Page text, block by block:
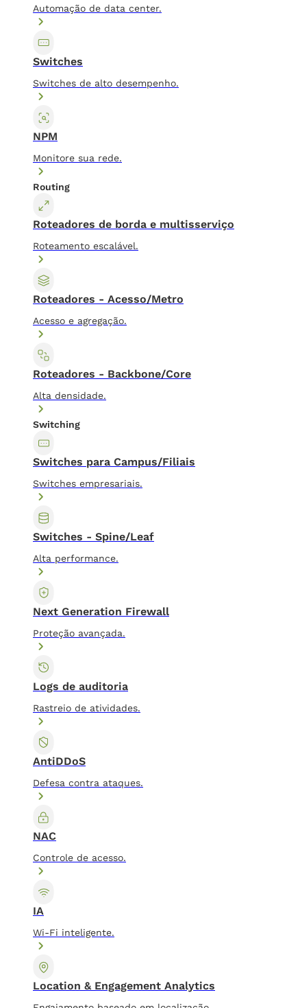
Automação de data center.
Switches
Switches de alto desempenho.
NPM
Monitore sua rede.
Routing
Roteadores de borda e multisserviço
Roteamento escalável.
Roteadores - Acesso/Metro
Acesso e agregação.
Roteadores - Backbone/Core
Alta densidade.
Switching
Switches para Campus/Filiais
Switches empresariais.
Switches - Spine/Leaf
Alta performance.
Next Generation Firewall
Proteção avançada.
Logs de auditoria
Rastreio de atividades.
AntiDDoS
Defesa contra ataques.
NAC
Controle de acesso.
IA
Wi-Fi inteligente.
Location & Engagement Analytics